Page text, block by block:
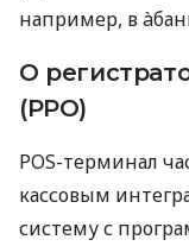
например, в
О
(РРО)
POS-терминал
кассовым
систему с